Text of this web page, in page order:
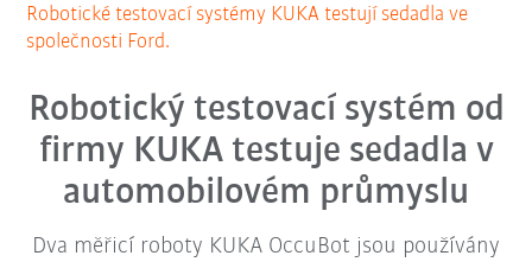
Robotické testovací systémy KUKA testují sedadla ve
společnosti Ford.
Robotický testovací systém od
firmy KUKA testuje sedadla v
automobilovém průmyslu
Dva měřicí roboty KUKA OccuBot jsou používány